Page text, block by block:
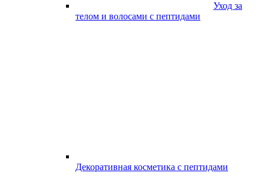
Уход за
телом и волосами с пептидами
Декоративная косметика с пептидами